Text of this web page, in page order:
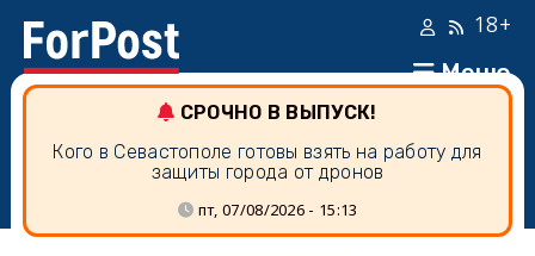
Меню
18+
СРОЧНО В ВЫПУСК!
Кого в Севастополе готовы взять на работу для
защиты города от дронов
пт, 07/08/2026 - 15:13